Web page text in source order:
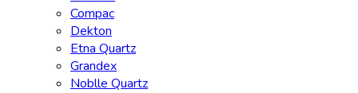
Compac
Dekton
Etna Quartz
Grandex
Noblle Quartz